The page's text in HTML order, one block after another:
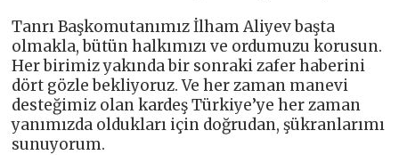
Tanrı Başkomutanımız İlham Aliyev başta
olmakla, bütün halkımızı ve ordumuzu korusun.
Her birimiz yakında bir sonraki zafer haberini
dört gözle bekliyoruz. Ve her zaman manevi
desteğimiz olan kardeş Türkiye’ye her zaman
yanımızda oldukları için doğrudan, şükranlarımı
sunuyorum.